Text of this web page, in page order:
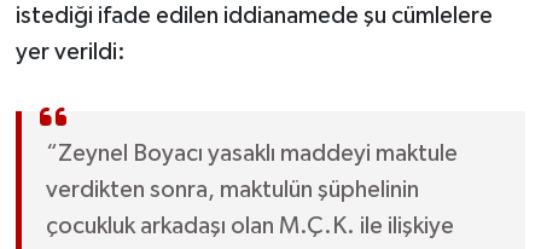
istediği ifade edilen iddianamede şu cümlelere
yer verildi:
“Zeynel Boyacı yasaklı maddeyi maktule
verdikten sonra, maktulün şüphelinin
çocukluk arkadaşı olan M.Ç.K. ile ilişkiye